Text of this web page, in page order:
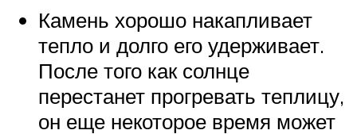
Камень хорошо накапливает
тепло и долго его удерживает.
После того как солнце
перестанет прогревать теплицу,
он еще некоторое время может